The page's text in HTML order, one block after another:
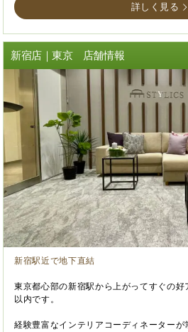
詳しく見る
新宿店｜東京 店舗情報
新宿駅近で地下直結
東京都心部の新宿駅から上がってすぐの
以内です。
経験豊富なインテリアコーディネーター